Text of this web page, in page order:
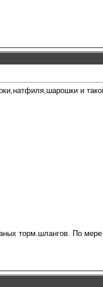
и
торм.шлангов. По мере